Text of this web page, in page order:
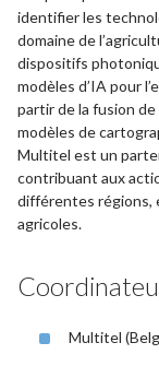
identifier les
domaine de
dispositifs
modèles d’IA pour
partir de la fusion
modèles de
Multitel est un
contribuant aux
différentes régions,
agricoles.
Multitel